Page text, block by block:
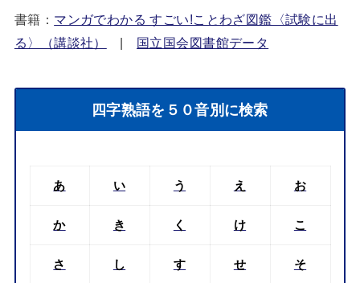
書籍： マンガでわかる すごい!ことわざ図鑑〈試験に出
る〉（講談社）
| 国立国会図書館データ
四字熟語を５０音別に検索
あ い う え お
か き く け こ
さ し す せ そ